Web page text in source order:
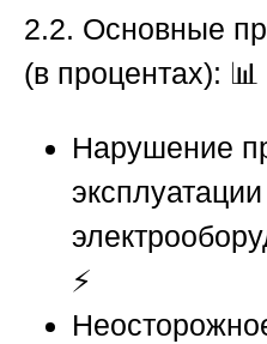
2.2. Основные
(в процентах): 📊
Нарушение
эксплуатации
⚡